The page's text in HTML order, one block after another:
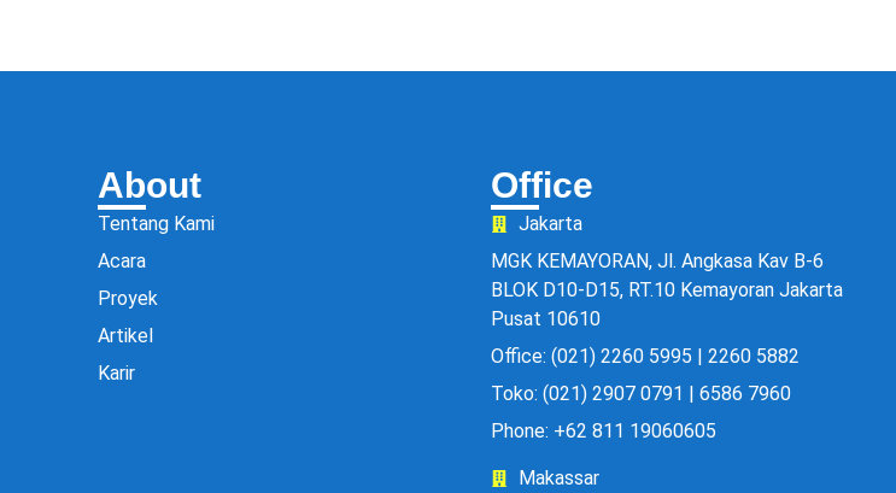
About
Tentang Kami
Acara
Proyek
Artikel
Karir
Office
Jakarta
MGK KEMAYORAN, Jl. Angkasa Kav B-6
BLOK D10-D15, RT.10 Kemayoran Jakarta
Pusat 10610
Office: (021) 2260 5995 | 2260 5882
Toko: (021) 2907 0791 | 6586 7960
Phone: +62 811 19060605
Makassar